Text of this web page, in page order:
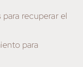
recuperar el
para